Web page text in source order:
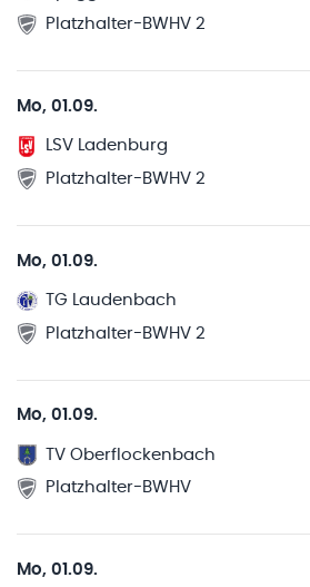
Platzhalter-BWHV 2
Mo, 01.09.
LSV Ladenburg
Platzhalter-BWHV 2
Mo, 01.09.
TG Laudenbach
Platzhalter-BWHV 2
Mo, 01.09.
TV Oberflockenbach
Platzhalter-BWHV
Mo, 01.09.